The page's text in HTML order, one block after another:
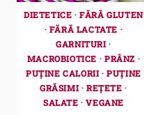
DIETETICE ·FĂRĂ GLUTEN
· FĂRĂ LACTATE ·
GARNITURI·
MACROBIOTICE · PRÂNZ·
PUȚINE CALORII·PUȚINE
GRĂSIMI·REȚETE ·
SALATE ·VEGANE